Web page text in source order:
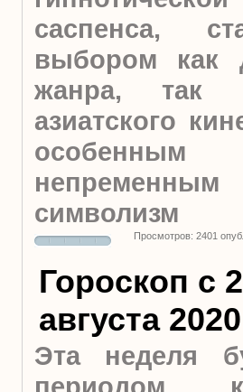
саспенса,
выбором как
жанра, так
азиатского
символизм
Просмотров: 2401
Гороскоп с
августа
Эта неделя